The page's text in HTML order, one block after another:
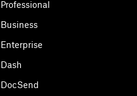
Professional
Business
Enterprise
Dash
DocSend